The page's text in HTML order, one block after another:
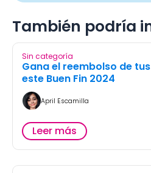
También podría
Sin categoría
Gana el reembolso de
este Buen Fin 2024
April Escamilla
Leer más